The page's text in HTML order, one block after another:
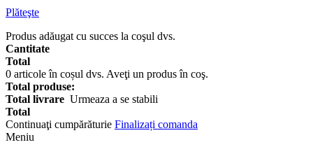
Plăteşte
Produs adăugat cu succes la coşul dvs.
Cantitate
Total
0 articole în coșul dvs. Aveţi un produs în coş.
Total produse:
Total livrare Urmeaza a se stabili
Total
Continuaţi cumpărăturie Finalizați comanda
Meniu